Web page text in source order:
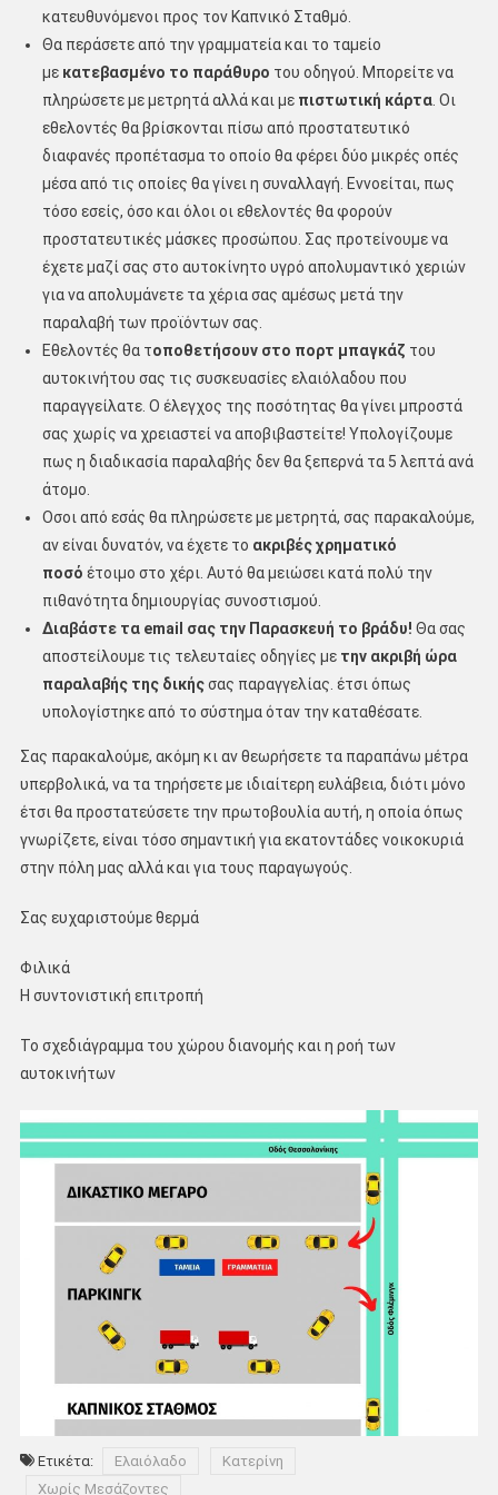
κατευθυνόμενοι προς τον Καπνικό Σταθμό.
Θα περάσετε από την γραμματεία και το ταμείο
με κατεβασμένο το παράθυρο του οδηγού. Μπορείτε να
πληρώσετε με μετρητά αλλά και με πιστωτική κάρτα. Οι
εθελοντές θα βρίσκονται πίσω από προστατευτικό
διαφανές προπέτασμα το οποίο θα φέρει δύο μικρές οπές
μέσα από τις οποίες θα γίνει η συναλλαγή. Εννοείται, πως
τόσο εσείς, όσο και όλοι οι εθελοντές θα φορούν
προστατευτικές μάσκες προσώπου. Σας προτείνουμε να
έχετε μαζί σας στο αυτοκίνητο υγρό απολυμαντικό χεριών
για να απολυμάνετε τα χέρια σας αμέσως μετά την
παραλαβή των προϊόντων σας.
Εθελοντές θα τοποθετήσουν στο πορτ μπαγκάζ του
αυτοκινήτου σας τις συσκευασίες ελαιόλαδου που
παραγγείλατε. Ο έλεγχος της ποσότητας θα γίνει μπροστά
σας χωρίς να χρειαστεί να αποβιβαστείτε! Υπολογίζουμε
πως η διαδικασία παραλαβής δεν θα ξεπερνά τα 5 λεπτά ανά
άτομο.
Οσοι από εσάς θα πληρώσετε με μετρητά, σας παρακαλούμε,
αν είναι δυνατόν, να έχετε το ακριβές χρηματικό
ποσό έτοιμο στο χέρι. Αυτό θα μειώσει κατά πολύ την
πιθανότητα δημιουργίας συνοστισμού.
Διαβάστε τα email σας την Παρασκευή το βράδυ! Θα σας
αποστείλουμε τις τελευταίες οδηγίες με την ακριβή ώρα
παραλαβής της δικήςσας παραγγελίας. έτσι όπως
υπολογίστηκε από το σύστημα όταν την καταθέσατε.
Σας παρακαλούμε, ακόμη κι αν θεωρήσετε τα παραπάνω μέτρα
υπερβολικά, να τα τηρήσετε με ιδιαίτερη ευλάβεια, διότι μόνο
έτσι θα προστατεύσετε την πρωτοβουλία αυτή, η οποία όπως
γνωρίζετε, είναι τόσο σημαντική για εκατοντάδες νοικοκυριά
στην πόλη μας αλλά και για τους παραγωγούς.
Σας ευχαριστούμε θερμά
Φιλικά
Η συντονιστική επιτροπή
Το σχεδιάγραμμα του χώρου διανομής και η ροή των
αυτοκινήτων
Ετικέτα: Ελαιόλαδο
Κατερίνη
Χωρίς Μεσάζοντες